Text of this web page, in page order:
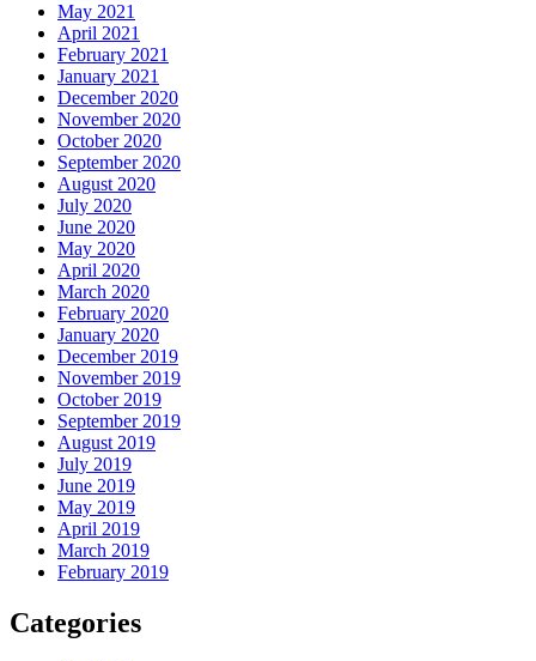
May 2021
April 2021
February 2021
January 2021
December 2020
November 2020
October 2020
September 2020
August 2020
July 2020
June 2020
May 2020
April 2020
March 2020
February 2020
January 2020
December 2019
November 2019
October 2019
September 2019
August 2019
July 2019
June 2019
May 2019
April 2019
March 2019
February 2019
Categories